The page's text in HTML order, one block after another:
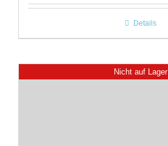
Details
Nicht auf Lager